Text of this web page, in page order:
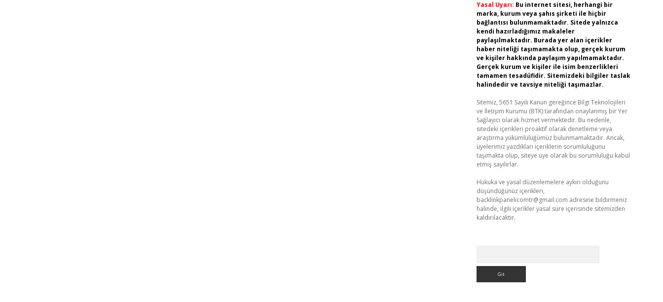
Yasal Uyarı: Bu internet sitesi, herhangi bir
marka, kurum veya şahıs şirketi ile hiçbir
bağlantısı bulunmamaktadır. Sitede yalnızca
kendi hazırladığımız makaleler
paylaşılmaktadır. Burada yer alan içerikler
haber niteliği taşımamakta olup, gerçek kurum
ve kişiler hakkında paylaşım yapılmamaktadır.
Gerçek kurum ve kişiler ile isim benzerlikleri
tamamen tesadüfidir. Sitemizdeki bilgiler taslak
halindedir ve tavsiye niteliği taşımazlar.
Sitemiz, 5651 Sayılı Kanun gereğince Bilgi Teknolojileri
ve İletişim Kurumu (BTK) tarafından onaylanmış bir Yer
Sağlayıcı olarak hizmet vermektedir. Bu nedenle,
sitedeki içerikleri proaktif olarak denetleme veya
araştırma yükümlülüğümüz bulunmamaktadır. Ancak,
üyelerimiz yazdıkları içeriklerin sorumluluğunu
taşımakta olup, siteye üye olarak bu sorumluluğu kabul
etmiş sayılırlar.
Hukuka ve yasal düzenlemelere aykırı olduğunu
düşündüğünüz içerikleri,
backlinkpanelicomtr@gmail.com adresine bildirmeniz
halinde, ilgili içerikler yasal süre içerisinde sitemizden
kaldırılacaktır.